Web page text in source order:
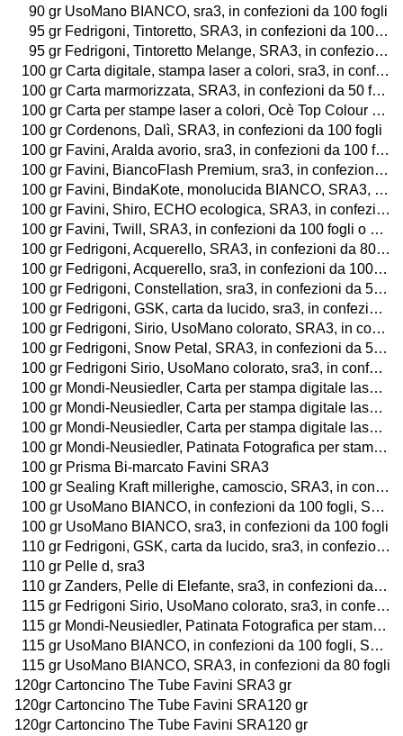
90 gr UsoMano BIANCO, sra3, in confezioni da 100 fogli
95 gr Fedrigoni, Tintoretto, SRA3, in confezioni da 100 fogli
95 gr Fedrigoni, Tintoretto Melange, SRA3, in confezioni da 100 fogli
100 gr Carta digitale, stampa laser a colori, sra3, in confezioni da 500 fogli
100 gr Carta marmorizzata, SRA3, in confezioni da 50 fogli
100 gr Carta per stampe laser a colori, Ocè Top Colour SRA3
100 gr Cordenons, Dalì, SRA3, in confezioni da 100 fogli
100 gr Favini, Aralda avorio, sra3, in confezioni da 100 fogli
100 gr Favini, BiancoFlash Premium, sra3, in confezioni da 100 fogli o da 25 buste
100 gr Favini, BindaKote, monolucida BIANCO, SRA3, in confezioni da 100 fogli
100 gr Favini, Shiro, ECHO ecologica, SRA3, in confezioni da 100 fogli
100 gr Favini, Twill, SRA3, in confezioni da 100 fogli o da 25 buste
100 gr Fedrigoni, Acquerello, SRA3, in confezioni da 80 fogli
100 gr Fedrigoni, Acquerello, sra3, in confezioni da 100 fogli
100 gr Fedrigoni, Constellation, sra3, in confezioni da 50 fogli
100 gr Fedrigoni, GSK, carta da lucido, sra3, in confezioni da 50 fogli
100 gr Fedrigoni, Sirio, UsoMano colorato, SRA3, in confezioni da 100 fogli
100 gr Fedrigoni, Snow Petal, SRA3, in confezioni da 50 fogli
100 gr Fedrigoni Sirio, UsoMano colorato, sra3, in confezioni da 100fogli
100 gr Mondi-Neusiedler, Carta per stampa digitale laser a colori, AVORIO, sra3, in confezioni da 500 fogli
100 gr Mondi-Neusiedler, Carta per stampa digitale laser a colori, BIANCO, SRA3, in confezioni da 250 fogli
100 gr Mondi-Neusiedler, Carta per stampa digitale laser a colori, BIANCO e AVORIO, sra3, in confezioni da 500 fogli
100 gr Mondi-Neusiedler, Patinata Fotografica per stampa digitale laser a colori, LUCIDA o OPACA, SRA3, in confezioni da 250 fogli
100 gr Prisma Bi-marcato Favini SRA3
100 gr Sealing Kraft millerighe, camoscio, SRA3, in confezioni da 100 fogli
100 gr UsoMano BIANCO, in confezioni da 100 fogli, SRA3
100 gr UsoMano BIANCO, sra3, in confezioni da 100 fogli
110 gr Fedrigoni, GSK, carta da lucido, sra3, in confezioni da 50 fogli
110 gr Pelle d, sra3
110 gr Zanders, Pelle di Elefante, sra3, in confezioni da 25 fogli
115 gr Fedrigoni Sirio, UsoMano colorato, sra3, in confezioni da 80 fogli
115 gr Mondi-Neusiedler, Patinata Fotografica per stampa digitale laser a colori, LUCIDA o OPACA, SRA3, in confezioni da 250 fogli
115 gr UsoMano BIANCO, in confezioni da 100 fogli, SRA3
115 gr UsoMano BIANCO, SRA3, in confezioni da 80 fogli
120gr Cartoncino The Tube Favini SRA3 gr
120gr Cartoncino The Tube Favini SRA120 gr
120gr Cartoncino The Tube Favini SRA120 gr